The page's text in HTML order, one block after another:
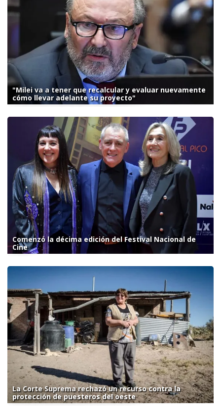
"Milei va a tener que recalcular y evaluar nuevamente
cómo llevar adelante su proyecto"
Comenzó la décima edición del Festival Nacional de
Cine
La Corte Suprema rechazó un recurso contra la
protección de puesteros del oeste